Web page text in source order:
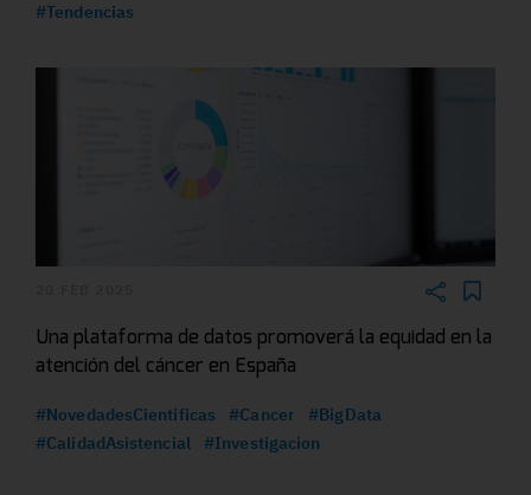
#Tendencias
Una plataforma de datos promoverá la equidad en la
atención del cáncer en España
#NovedadesCientificas #Cancer
#BigData
#CalidadAsistencial
#Investigacion